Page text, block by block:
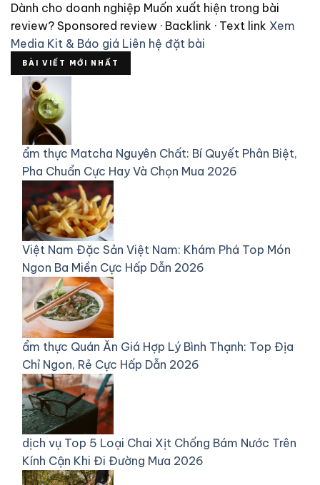
Dành cho doanh nghiệp Muốn xuất hiện trong bài
review? Sponsored review · Backlink · Text link Xem
Media Kit & Báo giá Liên hệ đặt bài
BÀI VIẾT MỚI NHẤT
ẩm thực Matcha Nguyên Chất: Bí Quyết Phân Biệt,
Pha Chuẩn Cực Hay Và Chọn Mua 2026
Việt Nam Đặc Sản Việt Nam: Khám Phá Top Món
Ngon Ba Miền Cực Hấp Dẫn 2026
ẩm thực Quán Ăn Giá Hợp Lý Bình Thạnh: Top Địa
Chỉ Ngon, Rẻ Cực Hấp Dẫn 2026
dịch vụ Top 5 Loại Chai Xịt Chống Bám Nước Trên
Kính Cận Khi Đi Đường Mưa 2026